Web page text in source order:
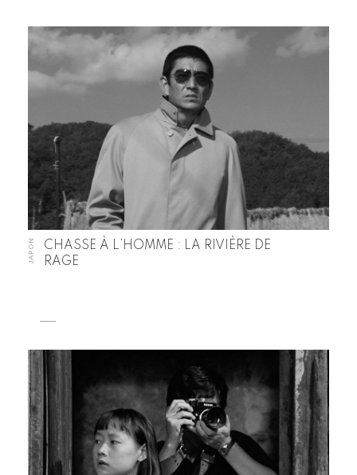
JAPON
CHASSE À L’HOMME : LA RIVIÈRE DE
RAGE